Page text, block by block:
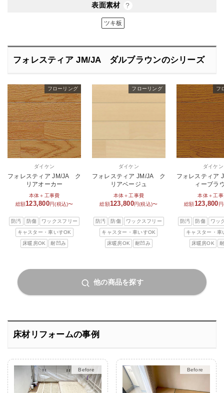
表面素材 ?
ツキ板
フォレスティア JM/JA ダルブラウンのシリーズ
ダイケン
フォレスティア JM/JA ク
リアオーカー
本体＋工事費
総額123,800円(税込)〜
防汚 防傷
ワックスフリー
キャスター・車いすOK
床暖房OK
耐凹み
フローリング
ダイケン
フォレスティア JM/JA ク
リアベージュ
本体＋工事費
総額123,800円(税込)〜
防汚 防傷
ワックスフリー
キャスター・車いすOK
床暖房OK
耐凹み
フローリング
ダイケン
フォレスティア
ィーブラ
本体＋工
総額123,800
防汚 防傷
ワッ
キャスター・車
床暖房OK
フ
他の商品を探す
床材リフォームの事例
After After